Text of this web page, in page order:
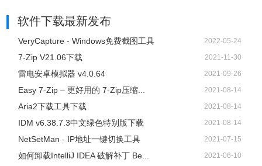
软件下载最新发布
VeryCapture - Windows免费截图工具 2022-05-24
7-Zip V21.06下载 2021-11-30
雷电安卓模拟器 v4.0.64 2021-09-26
Easy 7-Zip – 更好用的 7-Zip压缩... 2021-08-14
Aria2下载工具下载 2021-08-14
IDM v6.38.7.3中文绿色特别版下载 2021-08-14
NetSetMan - IP地址一键切换工具 2021-07-15
如何卸载IntelliJ IDEA 破解补丁 Be... 2021-06-10